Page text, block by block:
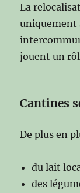
La
uniquement
jouent un
Cantines
De plus en
du lait
des